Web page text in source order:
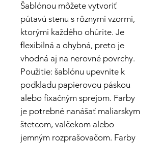
Šablónou môžete vytvoriť
pútavú stenu s rôznymi vzormi,
ktorými každého ohúrite. Je
flexibilná a ohybná, preto je
vhodná aj na nerovné povrchy.
Použitie: šablónu upevnite k
podkladu papierovou páskou
alebo fixačným sprejom. Farby
je potrebné nanášať maliarskym
štetcom, valčekom alebo
jemným rozprašovačom. Farby